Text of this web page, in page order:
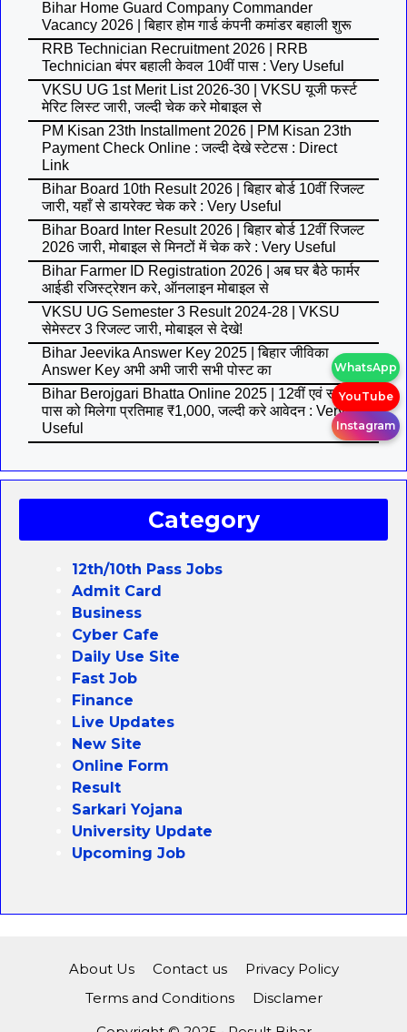
Bihar Home Guard Company Commander
Vacancy 2026 | बिहार होम गार्ड कंपनी कमांडर बहाली शुरू
RRB Technician Recruitment 2026 | RRB
Technician बंपर बहाली केवल 10वीं पास : Very Useful
VKSU UG 1st Merit List 2026-30 | VKSU यूजी फर्स्ट
मेरिट लिस्ट जारी, जल्दी चेक करे मोबाइल से
PM Kisan 23th Installment 2026 | PM Kisan 23th
Payment Check Online : जल्दी देखे स्टेटस : Direct
Link
Bihar Board 10th Result 2026 | बिहार बोर्ड 10वीं रिजल्ट
जारी, यहाँ से डायरेक्ट चेक करे : Very Useful
Bihar Board Inter Result 2026 | बिहार बोर्ड 12वीं रिजल्ट
2026 जारी, मोबाइल से मिनटों में चेक करे : Very Useful
Bihar Farmer ID Registration 2026 | अब घर बैठे फार्मर
आईडी रजिस्ट्रेशन करे, ऑनलाइन मोबाइल से
VKSU UG Semester 3 Result 2024-28 | VKSU
सेमेस्टर 3 रिजल्ट जारी, मोबाइल से देखे!
Bihar Jeevika Answer Key 2025 | बिहार जीविका
Answer Key अभी अभी जारी सभी पोस्ट का
Bihar Berojgari Bhatta Online 2025 | 12वीं एवं स्नातक
पास को मिलेगा प्रतिमाह ₹1,000, जल्दी करे आवेदन : Very
Useful
Category
12th/10th Pass Jobs
Admit Card
Business
Cyber Cafe
Daily Use Site
Fast Job
Finance
Live Updates
New Site
Online Form
Result
Sarkari Yojana
University Update
Upcoming Job
About Us Contact us
Privacy Policy
Terms and Conditions
Disclamer
WhatsApp
YouTube
Instagram